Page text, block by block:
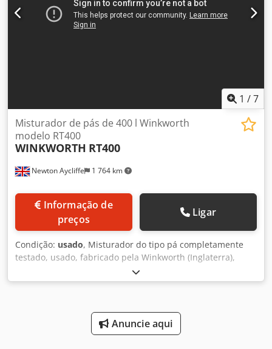
inoxidável 316 Largura: 580 mm Potência: 7,4 cv
Comprimento: 1680 mm Dcjdpfeyma Dbex Aizjk
Revestimento térmico: Não
1 /7
Newton Aycliffe 1 764 km
Misturador de pás de 400 l Winkworth
modelo RT400
WINKWORTH RT400
preços
Ligar
Condição: usado, Misturador do tipo pá completamente
testado, usado, fabricado pela Winkworth (Inglaterra),
modelo RT400 em aço inoxidável AISI 316. Material: aço
inoxidável AISI 316 Capacidade útil: 400 litros (dependendo
descarga: válvula borboleta pneumática, centralmente
posicionada no fundo Agitador: eixo de alta rotação com
Anuncie aqui